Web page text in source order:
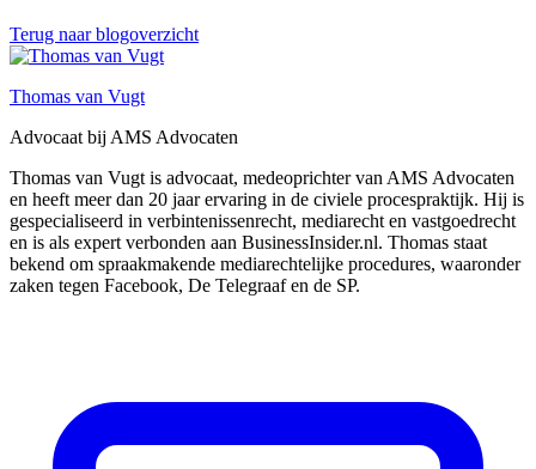
Terug naar blogoverzicht
Thomas van Vugt
Advocaat bij AMS Advocaten
Thomas van Vugt is advocaat, medeoprichter van AMS Advocaten
en heeft meer dan 20 jaar ervaring in de civiele procespraktijk. Hij is
gespecialiseerd in verbintenissenrecht, mediarecht en vastgoedrecht
en is als expert verbonden aan BusinessInsider.nl. Thomas staat
bekend om spraakmakende mediarechtelijke procedures, waaronder
zaken tegen Facebook, De Telegraaf en de SP.